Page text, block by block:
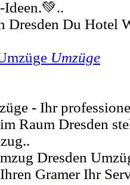
Dresden Du Hotel
Umzüge
- Ihr
Raum Dresden
Dresden
Gramer Ihr